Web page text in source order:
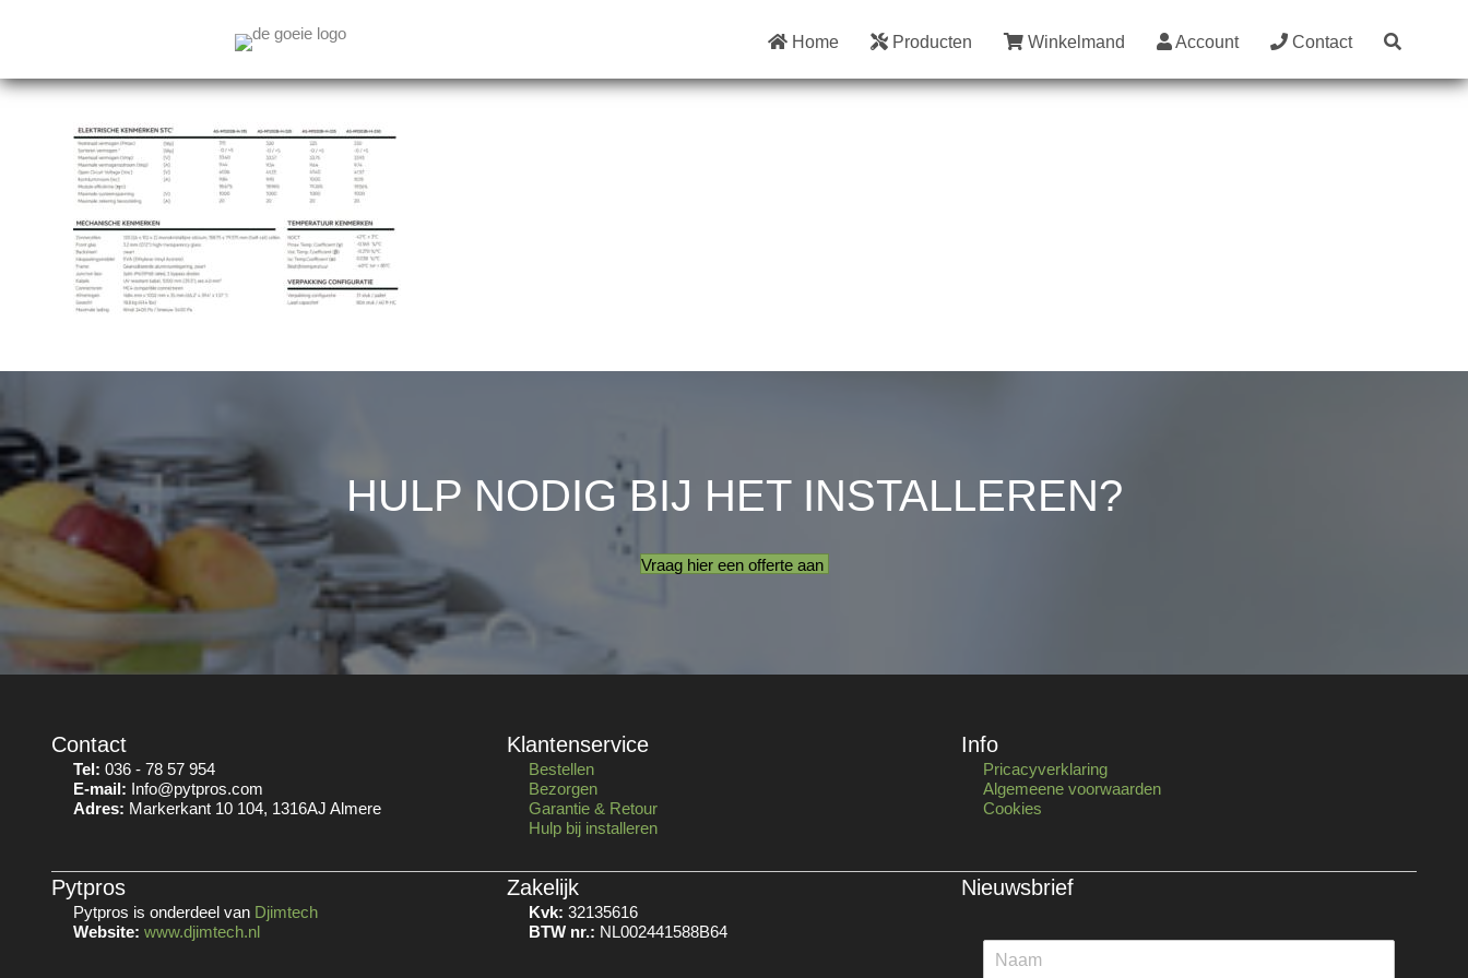
Home Producten Winkelmand Account Contact
HULP NODIG BIJ HET INSTALLEREN?
Vraag hier een offerte aan
Contact
Tel: 036 - 78 57 954
E-mail: Info@pytpros.com
Adres: Markerkant 10 104, 1316AJ Almere
Klantenservice
Bestellen
Bezorgen
Garantie & Retour
Hulp bij installeren
Info
Pricacyverklaring
Algemeene voorwaarden
Cookies
Pytpros
Pytpros is onderdeel van Djimtech
Website: www.djimtech.nl
Zakelijk
Kvk: 32135616
BTW nr.: NL002441588B64
Nieuwsbrief